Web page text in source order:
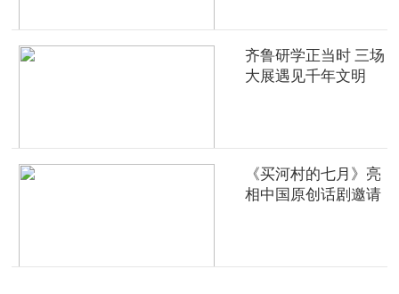
齐鲁研学正当时 三场
大展遇见千年文明
《买河村的七月》亮
相中国原创话剧邀请